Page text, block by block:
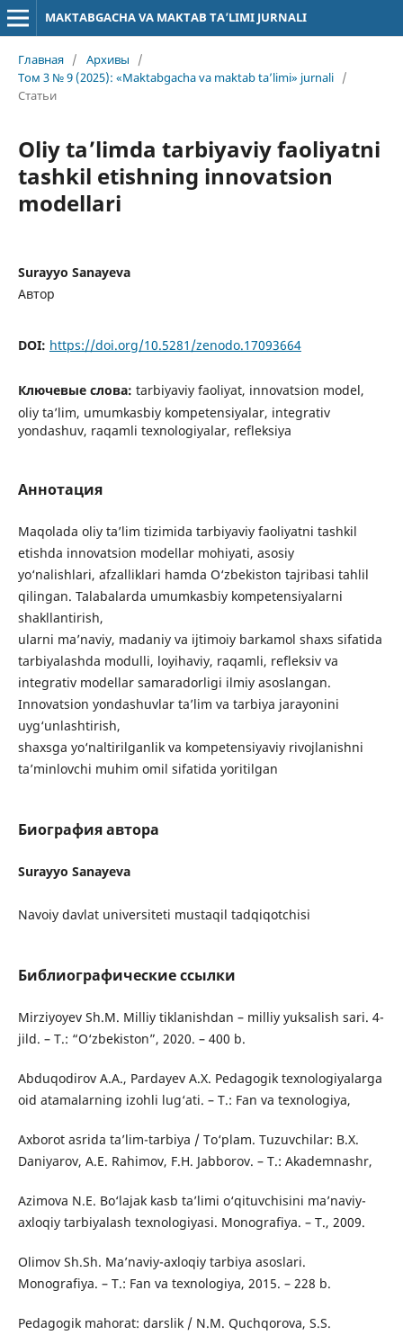
MAKTABGACHA VA MAKTAB TA’LIMI JURNALI
Главная / Архивы
/
Том 3 № 9 (2025): «Maktabgacha va maktab ta’limi» jurnali /
Статьи
Oliy ta’limda tarbiyaviy faoliyatni
tashkil etishning innovatsion
modellari
Surayyo Sanayeva
Автор
DOI: https://doi.org/10.5281/zenodo.17093664
Ключевые слова: tarbiyaviy faoliyat, innovatsion model,
oliy ta’lim, umumkasbiy kompetensiyalar, integrativ
yondashuv, raqamli texnologiyalar, refleksiya
Аннотация
Maqolada oliy ta’lim tizimida tarbiyaviy faoliyatni tashkil
etishda innovatsion modellar mohiyati, asosiy
yo‘nalishlari, afzalliklari hamda O‘zbekiston tajribasi tahlil
qilingan. Talabalarda umumkasbiy kompetensiyalarni
shakllantirish,
ularni ma’naviy, madaniy va ijtimoiy barkamol shaxs sifatida
tarbiyalashda modulli, loyihaviy, raqamli, refleksiv va
integrativ modellar samaradorligi ilmiy asoslangan.
Innovatsion yondashuvlar ta’lim va tarbiya jarayonini
uyg‘unlashtirish,
shaxsga yo‘naltirilganlik va kompetensiyaviy rivojlanishni
ta’minlovchi muhim omil sifatida yoritilgan
Биография автора
Surayyo Sanayeva
Navoiy davlat universiteti mustaqil tadqiqotchisi
Библиографические ссылки
Mirziyoyev Sh.M. Milliy tiklanishdan – milliy yuksalish sari. 4-
jild. – T.: “O‘zbekiston”, 2020. – 400 b.
Abduqodirov A.A., Pardayev A.X. Pedagogik texnologiyalarga
oid atamalarning izohli lug‘ati. – T.: Fan va texnologiya,
Axborot asrida ta’lim-tarbiya / To‘plam. Tuzuvchilar: B.X.
Daniyarov, A.E. Rahimov, F.H. Jabborov. – T.: Akademnashr,
Azimova N.E. Bo‘lajak kasb ta’limi o‘qituvchisini ma’naviy-
axloqiy tarbiyalash texnologiyasi. Monografiya. – T., 2009.
Olimov Sh.Sh. Ma’naviy-axloqiy tarbiya asoslari.
Monografiya. – T.: Fan va texnologiya, 2015. – 228 b.
Pedagogik mahorat: darslik / N.M. Quchqorova, S.S.